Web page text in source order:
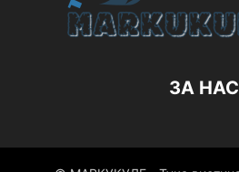
ЗА НАС